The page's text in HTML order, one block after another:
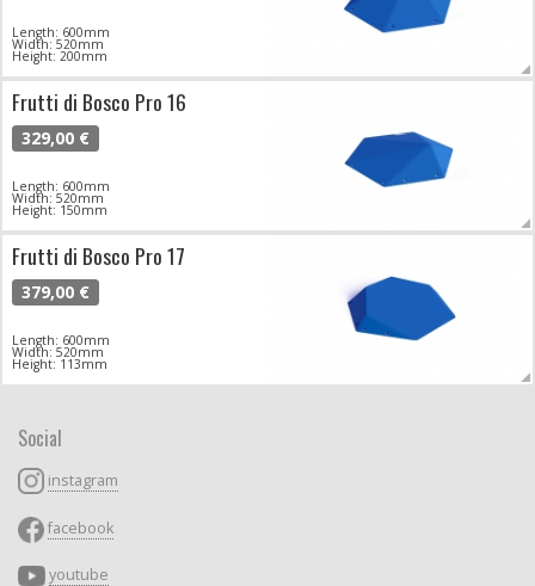
Length: 600mm
Width: 520mm
Height: 200mm
Frutti di Bosco Pro 16
329,00 €
Length: 600mm
Width: 520mm
Height: 150mm
Frutti di Bosco Pro 17
379,00 €
Length: 600mm
Width: 520mm
Height: 113mm
Social
instagram
facebook
youtube